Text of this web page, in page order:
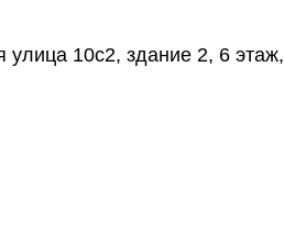
10с2, здание 2, 6 этаж,